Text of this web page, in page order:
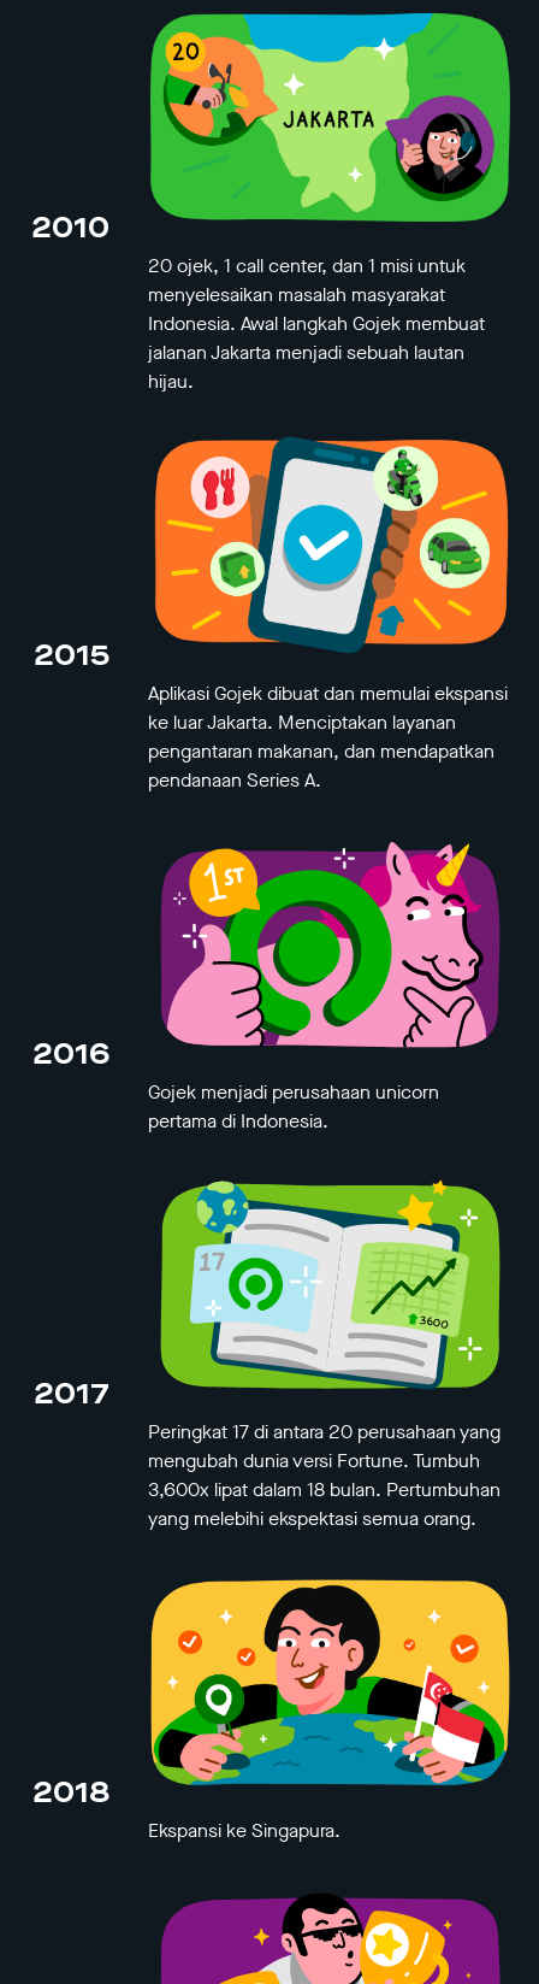
2010
20 ojek, 1 call center, dan 1 misi untuk
menyelesaikan masalah masyarakat
Indonesia. Awal langkah Gojek membuat
jalanan Jakarta menjadi sebuah lautan
hijau.
2015
Aplikasi Gojek dibuat dan memulai ekspansi
ke luar Jakarta. Menciptakan layanan
pengantaran makanan, dan mendapatkan
pendanaan Series A.
2016
Gojek menjadi perusahaan unicorn
pertama di Indonesia.
2017
Peringkat 17 di antara 20 perusahaan yang
mengubah dunia versi Fortune. Tumbuh
3,600x lipat dalam 18 bulan. Pertumbuhan
yang melebihi ekspektasi semua orang.
2018
Ekspansi ke Singapura.